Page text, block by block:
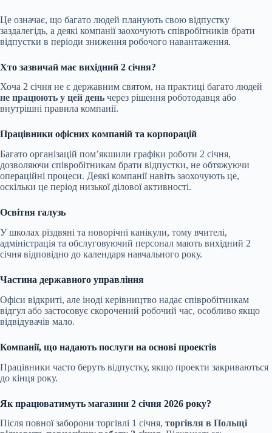
Це означає, що багато людей планують свою відпустку
заздалегідь, а деякі компанії заохочують співробітників брати
відпустки в періоди зниження робочого навантаження.
Хто зазвичай має вихідний 2 січня?
Хоча 2 січня не є державним святом, на практиці багато людей
не працюють у цей день через рішення роботодавця або
внутрішні правила компанії.
Працівники офісних компаній та корпорацій
Багато організацій пом’якшили графіки роботи 2 січня,
дозволяючи співробітникам брати відпустки, не обтяжуючи
операційні процеси. Деякі компанії навіть заохочують це,
оскільки це період низької ділової активності.
Освітня галузь
У школах різдвяні та новорічні канікули, тому вчителі,
адміністрація та обслуговуючий персонал мають вихідний 2
січня відповідно до календаря навчального року.
Частина державного управління
Офіси відкриті, але іноді керівництво надає співробітникам
відгул або застосовує скорочений робочий час, особливо якщо
відвідувачів мало.
Компанії, що надають послуги на основі проектів
Працівники часто беруть відпустку, якщо проекти закриваються
до кінця року.
Як працюватимуть магазини 2 січня 2026 року?
Після повної заборони торгівлі 1 січня, торгівля в Польщі